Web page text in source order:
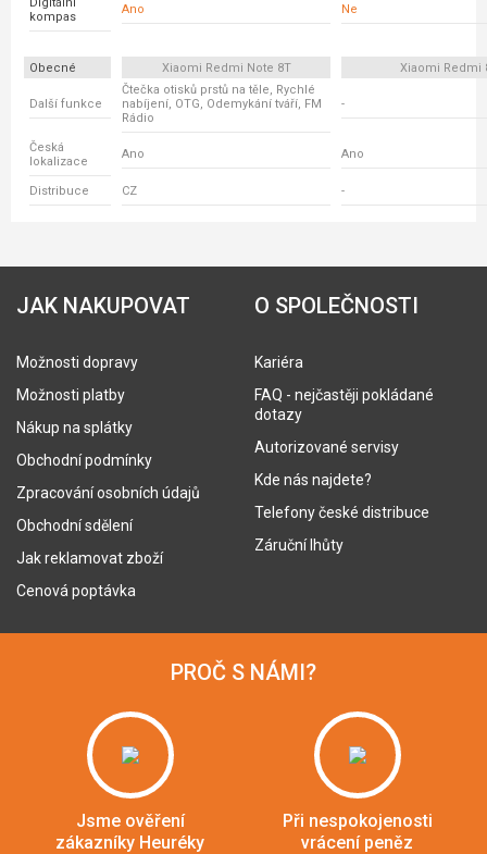
kompas
Ano Ne
Obecné Xiaomi Redmi Note 8T Xiaomi Redmi
Další funkce
Čtečka otisků prstů na těle, Rychlé
nabíjení, OTG, Odemykání tváří, FM
Rádio
-
Česká
lokalizace
Ano Ano
Distribuce CZ -
JAK NAKUPOVAT
Možnosti dopravy
Možnosti platby
Nákup na splátky
Obchodní podmínky
Zpracování osobních údajů
Obchodní sdělení
Jak reklamovat zboží
Cenová poptávka
O SPOLEČNOSTI
Kariéra
FAQ - nejčastěji pokládané
dotazy
Autorizované servisy
Kde nás najdete?
Telefony české distribuce
Záruční lhůty
PROČ S NÁMI?
Jsme ověření
zákazníky Heuréky
Při nespokojenosti
vrácení peněz